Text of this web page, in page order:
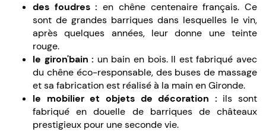
des foudres : en chêne centenaire français. Ce
sont de grandes barriques dans lesquelles le vin,
après quelques années, leur donne une teinte
rouge.
le giron'bain : un bain en bois. Il est fabriqué avec
du chêne éco-responsable, des buses de massage
et sa fabrication est réalisé à la main en Gironde.
le mobilier et objets de décoration : ils sont
fabriqué en douelle de barriques de châteaux
prestigieux pour une seconde vie.